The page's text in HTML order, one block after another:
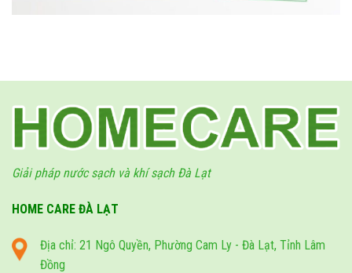
Giải pháp nước sạch và khí sạch Đà Lạt
HOME CARE ĐÀ LẠT
Địa chỉ: 21 Ngô Quyền, Phường Cam Ly - Đà Lạt, Tỉnh Lâm
Đồng